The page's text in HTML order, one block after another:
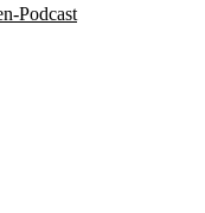
Podcast